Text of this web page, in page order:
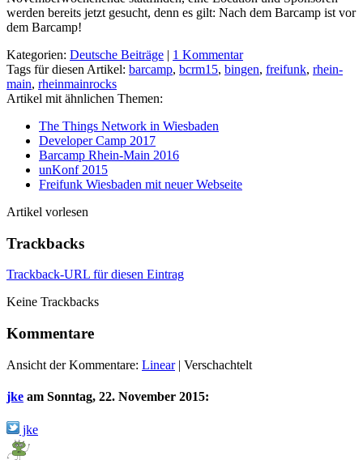
werden bereits jetzt gesucht, denn es gilt: Nach dem Barcamp ist vor
dem Barcamp!
Kategorien: Deutsche Beiträge | 1 Kommentar
Tags für diesen Artikel: barcamp, bcrm15, bingen, freifunk, rhein-
main, rheinmainrocks
Artikel mit ähnlichen Themen:
The Things Network in Wiesbaden
Developer Camp 2017
Barcamp Rhein-Main 2016
unKonf 2015
Freifunk Wiesbaden mit neuer Webseite
Artikel vorlesen
Trackbacks
Trackback-URL für diesen Eintrag
Keine Trackbacks
Kommentare
Ansicht der Kommentare: Linear| Verschachtelt
jke am Sonntag, 22. November 2015:
jke